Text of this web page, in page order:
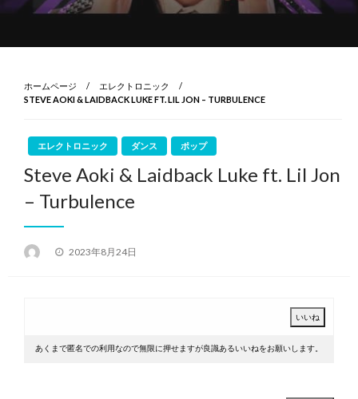
ホームページ
エレクトロニック
STEVE AOKI & LAIDBACK LUKE FT. LIL JON – TURBULENCE
エレクトロニック ダンス ポップ
Steve Aoki & Laidback Luke ft. Lil Jon
– Turbulence
投
2023年8月24日
あくまで匿名での利用なので無限に押せますが良識あるいいねをお願いします。